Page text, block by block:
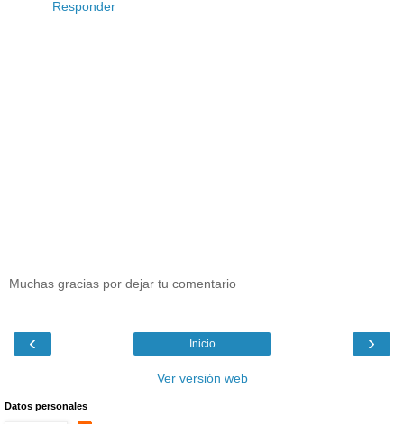
Responder
Muchas gracias por dejar tu comentario
‹ ›
Inicio
Ver versión web
Datos personales